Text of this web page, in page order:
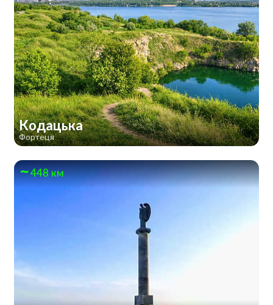
Кодацька
Фортеця
448 км